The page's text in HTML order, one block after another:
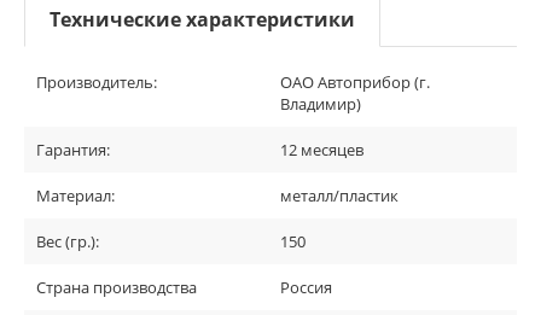
Технические характеристики
Производитель:
ОАО Автоприбор (г.
Владимир)
Гарантия: 12 месяцев
Материал: металл/пластик
Вес (гр.): 150
Страна производства Россия